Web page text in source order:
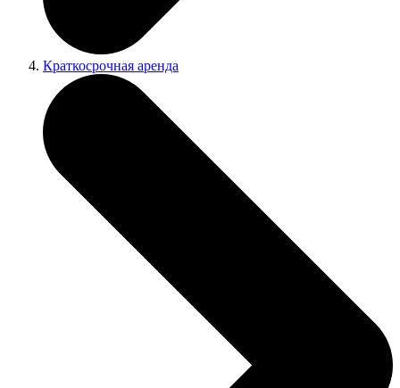
Краткосрочная аренда